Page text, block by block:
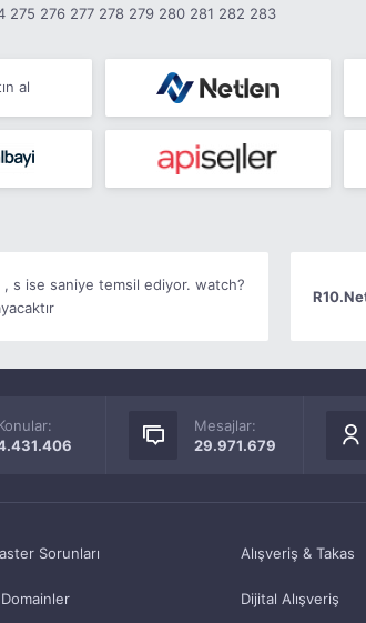
275 276 277 278 279 280 281 282 283
al
, s ise saniye temsil ediyor. watch?
Mesajlar:
29.971.679
Sorunları
Domainler
Alışveriş & Takas
Dijital Alışveriş